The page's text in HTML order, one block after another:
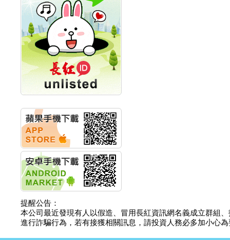
創新高 啟動興櫃轉上櫃
計畫
明緯企業:明緯永續科技
競賽 以電源驅動善的力
量
秀育企業:秀育SHO-U儲
能系統 獲國內首張CNS
認證
聯博投信:聯博00404A
華旭先進:代重要子公司
碩通散熱股份有限公司
公告董事會通過發言人
及代理發
華旭先進:代重要子公司
碩通散熱股份有限公司
公告董事會決議發行員
工認股權
華旭先進:代重要子公司
公告董事會追認113年
向關係
華旭先進:代重要子公司
提醒公告：
本公司最近發現有人以假造、冒用長紅資訊網名義成立群組
進行詐騙行為，若有接獲相關訊息，請投資人務必多加小心